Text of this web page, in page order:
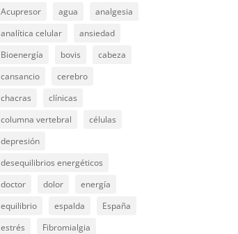
Acupresor
agua
analgesia
analítica celular
ansiedad
Bioenergía
bovis
cabeza
cansancio
cerebro
chacras
clínicas
columna vertebral
células
depresión
desequilibrios energéticos
doctor
dolor
energía
equilibrio
espalda
España
estrés
Fibromialgia